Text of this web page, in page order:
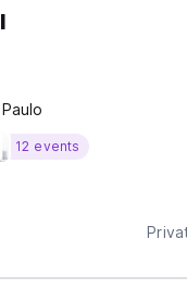
12 events